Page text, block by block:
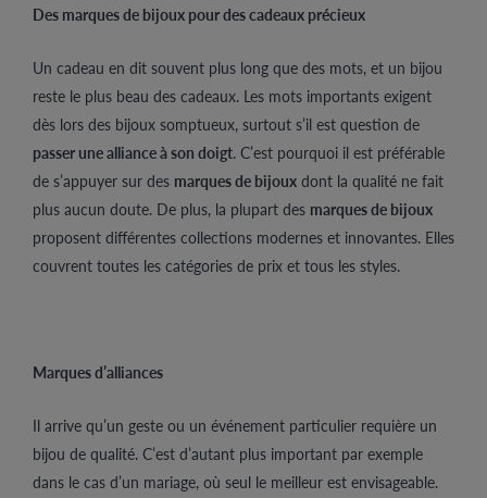
Des marques de bijoux pour des cadeaux précieux
Un cadeau en dit souvent plus long que des mots, et un bijou
reste le plus beau des cadeaux. Les mots importants exigent
dès lors des bijoux somptueux, surtout s’il est question de
passer une alliance à son doigt. C’est pourquoi il est préférable
de s’appuyer sur des marques de bijoux dont la qualité ne fait
plus aucun doute. De plus, la plupart des marques de bijoux
proposent différentes collections modernes et innovantes. Elles
couvrent toutes les catégories de prix et tous les styles.
Marques d’alliances
Il arrive qu’un geste ou un événement particulier requière un
bijou de qualité. C’est d’autant plus important par exemple
dans le cas d’un mariage, où seul le meilleur est envisageable.